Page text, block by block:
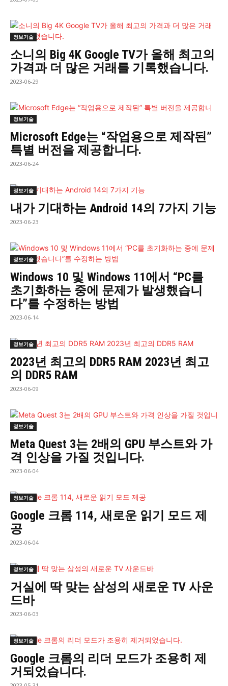
정보기술
소니의 Big 4K Google TV가 올해 최고의
가격과 더 많은 거래를 기록했습니다.
2023-06-29
정보기술
Microsoft Edge는 “작업용으로 제작된”
특별 버전을 제공합니다.
2023-06-24
정보기술
내가 기대하는 Android 14의 7가지 기능
2023-06-23
정보기술
Windows 10 및 Windows 11에서 “PC를
초기화하는 중에 문제가 발생했습니
다”를 수정하는 방법
2023-06-14
정보기술
2023년 최고의 DDR5 RAM 2023년 최고
의 DDR5 RAM
2023-06-09
정보기술
Meta Quest 3는 2배의 GPU 부스트와 가
격 인상을 가질 것입니다.
2023-06-04
정보기술
Google 크롬 114, 새로운 읽기 모드 제
공
2023-06-04
정보기술
거실에 딱 맞는 삼성의 새로운 TV 사운
드바
2023-06-03
정보기술
Google 크롬의 리더 모드가 조용히 제
거되었습니다.